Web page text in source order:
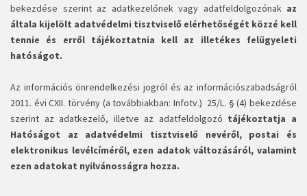
bekezdése szerint az adatkezelőnek vagy adatfeldolgozónak az
általa kijelölt adatvédelmi tisztviselő elérhetőségét közzé kell
tennie és erről tájékoztatnia kell az illetékes felügyeleti
hatóságot.
Az információs önrendelkezési jogról és az információszabadságról
2011. évi CXII. törvény (a továbbiakban: Infotv.) 25/L. § (4) bekezdése
szerint az adatkezelő, illetve az adatfeldolgozó tájékoztatja a
Hatóságot az adatvédelmi tisztviselő nevéről, postai és
elektronikus levélcíméről, ezen adatok változásáról, valamint
ezen adatokat nyilvánosságra hozza.